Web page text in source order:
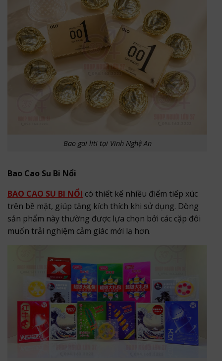
Bao gai liti tại Vinh Nghệ An
Bao Cao Su Bi Nổi
BAO CAO SU BI NỔI có thiết kế nhiều điểm tiếp xúc
trên bề mặt, giúp tăng kích thích khi sử dụng. Dòng
sản phẩm này thường được lựa chọn bởi các cặp đôi
muốn trải nghiệm cảm giác mới lạ hơn.